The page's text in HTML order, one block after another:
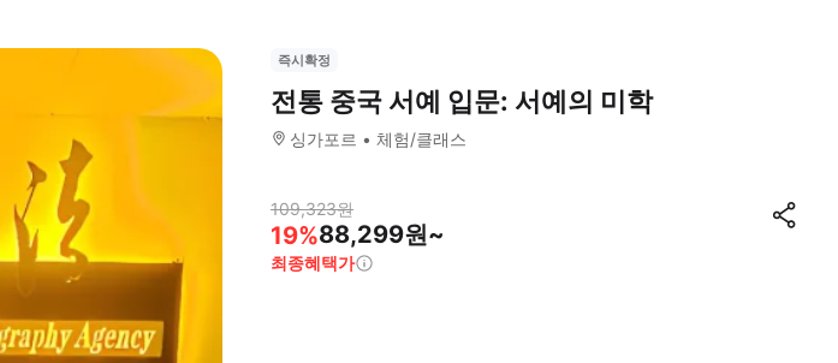
즉시확정
전통 중국 서예 입문: 서예의 미학
싱가포르 체험/클래스
109,323원
19%88,299원~
최종혜택가